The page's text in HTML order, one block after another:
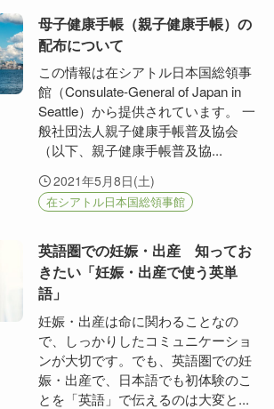
母子健康手帳（親子健康手帳）の
配布について
この情報は在シアトル日本国総領事
館（Consulate-General of Japan in
Seattle）から提供されています。 一
般社団法人親子健康手帳普及協会
（以下、親子健康手帳普及協...
2021年5月8日(土)
在シアトル日本国総領事館
英語圏での妊娠・出産 知ってお
きたい「妊娠・出産で使う英単
語」
妊娠・出産は命に関わることなの
で、しっかりしたコミュニケーショ
ンが大切です。でも、英語圏での妊
娠・出産で、日本語でも初体験のこ
とを「英語」で伝えるのは大変と...